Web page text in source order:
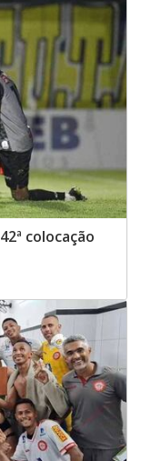
colocação